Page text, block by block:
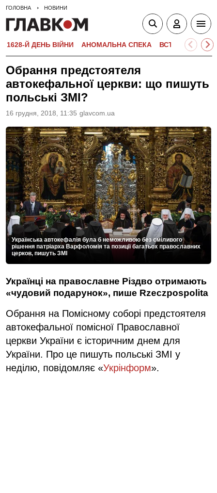
ГОЛОВНА НОВИНИ
1628-Й ДЕНЬ ВІЙНИ АНОМАЛЬНА СПЕКА ВСТУПНА
Обрання предстоятеля
автокефальної церкви: що пишуть
польські ЗМІ?
16 грудня, 2018, 11:35 glavcom.ua
Українська автокефалія була б неможливою без сміливого
рішення патріарха Варфоломія та позиції багатьох православних
церков, пишуть ЗМІ
Українці на православне Різдво отримають
«чудовий подарунок», пише Rzeczpospolita
Обрання на Помісному соборі предстоятеля
автокефальної помісної Православної
церкви України є історичним днем для
України. Про це пишуть польські ЗМІ у
неділю, повідомляє «Укрінформ».